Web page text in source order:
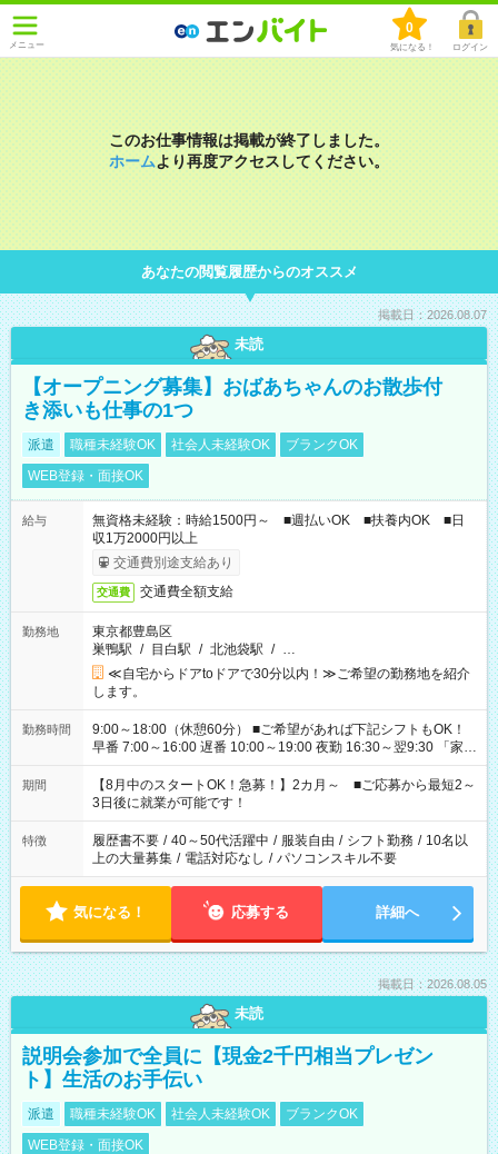
メニュー
0
気になる！ ログイン
このお仕事情報は掲載が終了しました。
ホームより再度アクセスしてください。
あなたの閲覧履歴からのオススメ
掲載日：2026.08.07
未読
【オープニング募集】おばあちゃんのお散歩付
き添いも仕事の1つ
派遣 職種未経験OK 社会人未経験OK
ブランクOK
WEB登録・面接OK
給与
無資格未経験：時給1500円～ ■週払いOK ■扶養内OK ■日
収1万2000円以上
交通費別途支給あり
交通費 交通費全額支給
勤務地
東京都豊島区
巣鴨駅 / 目白駅 / 北池袋駅 / …
≪自宅からドアtoドアで30分以内！≫ご希望の勤務地を紹介
します。
勤務時間
9:00～18:00（休憩60分） ■ご希望があれば下記シフトもOK！
早番 7:00～16:00 遅番 10:00～19:00 夜勤 16:30～翌9:30 「家族
と休みを合わせたい」 「余裕を持って夕飯の準備がしたい」
「できれば残業はしたくない」 など、ご希望を教えてください
ね。 ※Wワーク希望の方へ 今ご覧のお仕事で希望する勤務時間
と、もう1つのお仕事の勤務時間。 合計で週40時間を超える場
合は応募できません。
期間
【8月中のスタートOK！急募！】2カ月～ ■ご応募から最短2～
3日後に就業が可能です！
特徴 履歴書不要 / 40～50代活躍中 / 服装自由 / シフト勤務 / 10名以
上の大量募集 / 電話対応なし / パソコンスキル不要
気になる！ 応募する 詳細へ
掲載日：2026.08.05
未読
説明会参加で全員に【現金2千円相当プレゼン
ト】生活のお手伝い
派遣 職種未経験OK 社会人未経験OK
ブランクOK
WEB登録・面接OK